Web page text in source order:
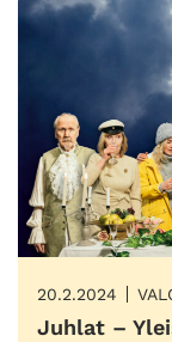
20.2.2024
Juhlat –